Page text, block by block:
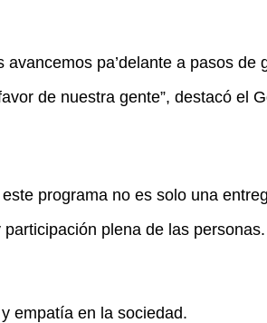
pa’delante a pasos de
de nuestra gente”, destacó el
programa no es solo una
plena de las
empatía en la sociedad.